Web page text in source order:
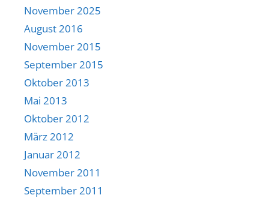
November 2025
August 2016
November 2015
September 2015
Oktober 2013
Mai 2013
Oktober 2012
März 2012
Januar 2012
November 2011
September 2011